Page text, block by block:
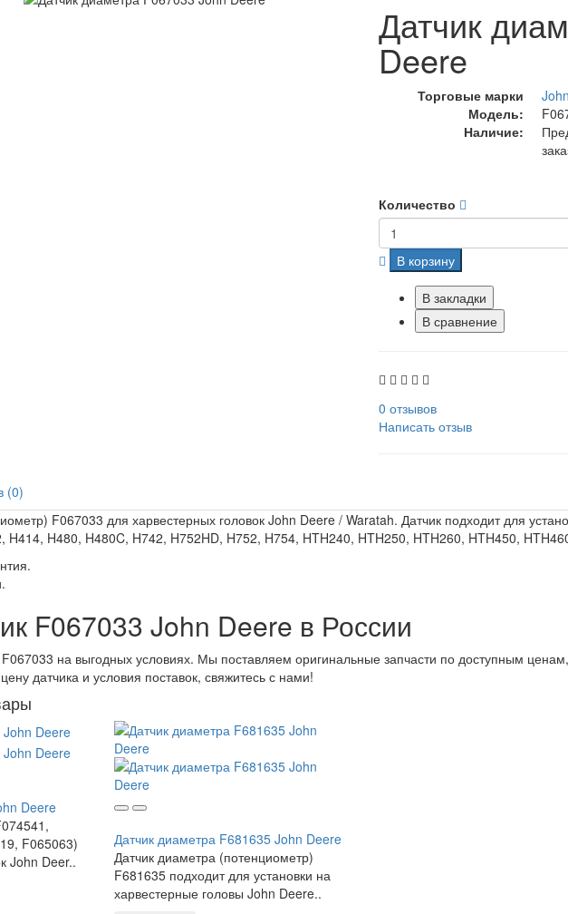
Датчик
Deere
Торговые марки
Модель:
Наличие:
Количество
В корзину
В закладки
В сравнение
0 отзывов
Написать отзыв
(0)
F067033 для харвестерных головок John Deere / Waratah. Датчик подходит для
H414, H480, H480C, H742, H752HD, H752, H754, HTH240, HTH250, HTH260, HTH450,
F067033 John Deere в России
на выгодных условиях. Мы поставляем оригинальные запчасти по доступным
датчика и условия поставок, свяжитесь с нами!
Deere
F065063)
John Deer..
Датчик диаметра F681635 John Deere
Датчик диаметра (потенциометр)
F681635 подходит для установки на
харвестерные головы John Deere..